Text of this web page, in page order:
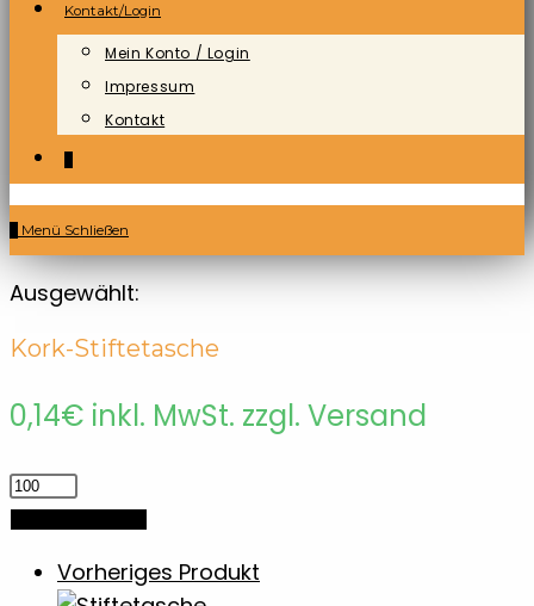
Kontakt/Login
Mein Konto / Login
Impressum
Kontakt
Menü Schließen
Ausgewählt:
Kork-Stiftetasche
0,14€ inkl. MwSt. zzgl. Versand
Kork-
Stiftetasche
Vorheriges Produkt